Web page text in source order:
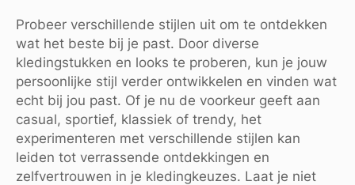
Probeer verschillende stijlen uit om te ontdekken
wat het beste bij je past. Door diverse
kledingstukken en looks te proberen, kun je jouw
persoonlijke stijl verder ontwikkelen en vinden wat
echt bij jou past. Of je nu de voorkeur geeft aan
casual, sportief, klassiek of trendy, het
experimenteren met verschillende stijlen kan
leiden tot verrassende ontdekkingen en
zelfvertrouwen in je kledingkeuzes. Laat je niet